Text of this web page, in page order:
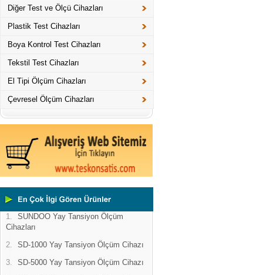
Diğer Test ve Ölçü Cihazları
Plastik Test Cihazları
Boya Kontrol Test Cihazları
Tekstil Test Cihazları
El Tipi Ölçüm Cihazları
Çevresel Ölçüm Cihazları
1.
SUNDOO Yay Tansiyon Ölçüm
Cihazları
2.
SD-1000 Yay Tansiyon Ölçüm Cihazı
3.
SD-5000 Yay Tansiyon Ölçüm Cihazı